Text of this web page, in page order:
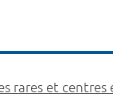
rares et centres